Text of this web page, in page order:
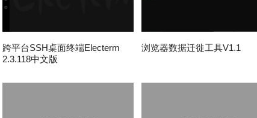
跨平台SSH桌面终端Electerm
2.3.118中文版
浏览器数据迁徙工具V1.1